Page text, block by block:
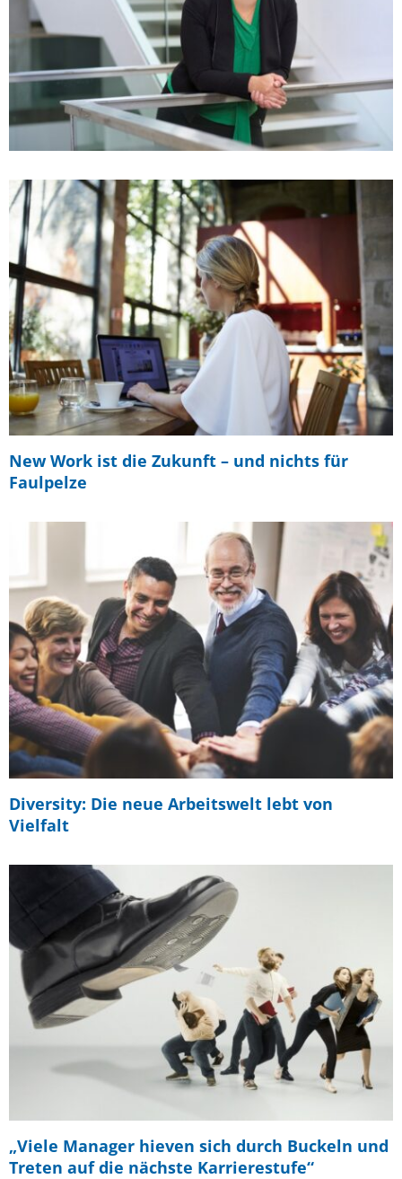
New Work ist die Zukunft – und nichts für
Faulpelze
Diversity: Die neue Arbeitswelt lebt von
Vielfalt
„Viele Manager hieven sich durch Buckeln und
Treten auf die nächste Karrierestufe“